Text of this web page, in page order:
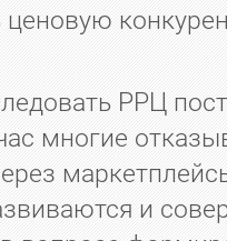
РРЦ
многие
и